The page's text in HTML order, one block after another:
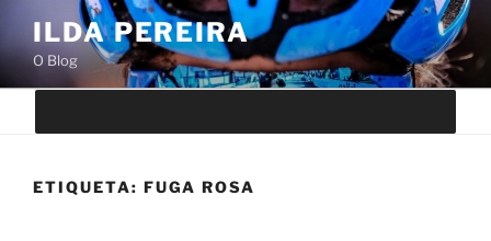
o
conteúdo
ILDA PEREIRA
O Blog
ETIQUETA: FUGA ROSA